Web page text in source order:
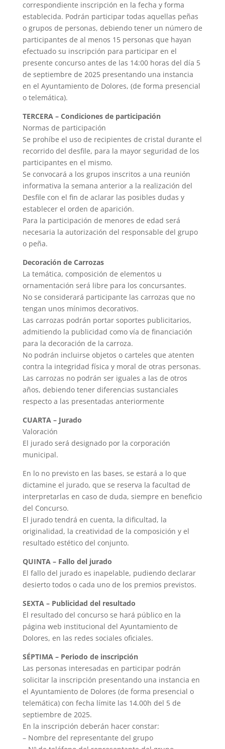
correspondiente inscripción en la fecha y forma
establecida. Podrán participar todas aquellas peñas
o grupos de personas, debiendo tener un número de
participantes de al menos 15 personas que hayan
efectuado su inscripción para participar en el
presente concurso antes de las 14:00 horas del día 5
de septiembre de 2025 presentando una instancia
en el Ayuntamiento de Dolores, (de forma presencial
o telemática).
TERCERA – Condiciones de participación
Normas de participación
Se prohíbe el uso de recipientes de cristal durante el
recorrido del desfile, para la mayor seguridad de los
participantes en el mismo.
Se convocará a los grupos inscritos a una reunión
informativa la semana anterior a la realización del
Desfile con el fin de aclarar las posibles dudas y
establecer el orden de aparición.
Para la participación de menores de edad será
necesaria la autorización del responsable del grupo
o peña.
Decoración de Carrozas
La temática, composición de elementos u
ornamentación será libre para los concursantes.
No se considerará participante las carrozas que no
tengan unos mínimos decorativos.
Las carrozas podrán portar soportes publicitarios,
admitiendo la publicidad como vía de financiación
para la decoración de la carroza.
No podrán incluirse objetos o carteles que atenten
contra la integridad física y moral de otras personas.
Las carrozas no podrán ser iguales a las de otros
años, debiendo tener diferencias sustanciales
respecto a las presentadas anteriormente
CUARTA – Jurado
Valoración
El jurado será designado por la corporación
municipal.
En lo no previsto en las bases, se estará a lo que
dictamine el jurado, que se reserva la facultad de
interpretarlas en caso de duda, siempre en beneficio
del Concurso.
El jurado tendrá en cuenta, la dificultad, la
originalidad, la creatividad de la composición y el
resultado estético del conjunto.
QUINTA – Fallo del jurado
El fallo del jurado es inapelable, pudiendo declarar
desierto todos o cada uno de los premios previstos.
SEXTA – Publicidad del resultado
El resultado del concurso se hará público en la
página web institucional del Ayuntamiento de
Dolores, en las redes sociales oficiales.
SÉPTIMA – Periodo de inscripción
Las personas interesadas en participar podrán
solicitar la inscripción presentando una instancia en
el Ayuntamiento de Dolores (de forma presencial o
telemática) con fecha límite las 14.00h del 5 de
septiembre de 2025.
En la inscripción deberán hacer constar:
– Nombre del representante del grupo